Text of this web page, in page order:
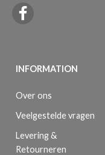
INFORMATION
Over ons
Veelgestelde vragen
Levering &
Retourneren